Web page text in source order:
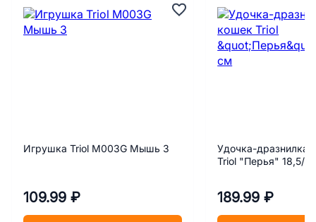
Игрушка Triol M003G Мышь 3
109.99 ₽
Удочка-дразнилка
Triol "Перья" 18,5/
189.99 ₽